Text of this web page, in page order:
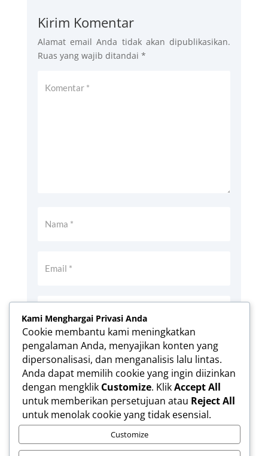
Kirim Komentar
Alamat email Anda tidak akan dipublikasikan.
Ruas yang wajib ditandai *
Simpan nama, email, dan situs web saya
pada peramban ini untuk komentar saya
berikutnya.
Kirim Komentar
Kami Menghargai Privasi Anda
Cookie membantu kami meningkatkan
pengalaman Anda, menyajikan konten yang
dipersonalisasi, dan menganalisis lalu lintas.
Anda dapat memilih cookie yang ingin diizinkan
dengan mengklik Customize. KlikAccept All
untuk memberikan persetujuan atau Reject All
untuk menolak cookie yang tidak esensial.
Customize